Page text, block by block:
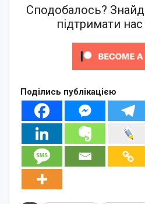
Сподобалось?
підтримати
Поділись публікацією